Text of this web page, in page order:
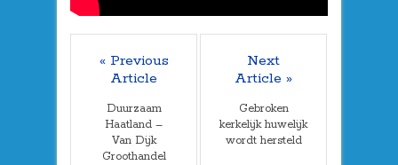
« Previous
Article
Duurzaam
Haatland –
Van Dijk
Groothandel
Next
Article »
Gebroken
kerkelijk huwelijk
wordt hersteld